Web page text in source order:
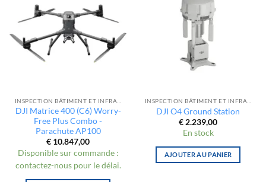
DJI Matrice 400 (C6) Worry-
Free Plus Combo -
Parachute AP100
€ 10.847,00
Disponible sur commande :
contactez-nous pour le délai.
DJI O4 Ground Station
€ 2.239,00
En stock
AJOUTER AU PANIER